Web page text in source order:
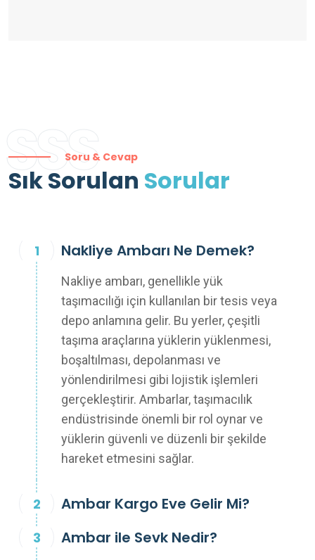
SSSSoru & Cevap
Sık Sorulan Sorular
Nakliye Ambarı Ne Demek?
Nakliye ambarı, genellikle yük
taşımacılığı için kullanılan bir tesis veya
depo anlamına gelir. Bu yerler, çeşitli
taşıma araçlarına yüklerin yüklenmesi,
boşaltılması, depolanması ve
yönlendirilmesi gibi lojistik işlemleri
gerçekleştirir. Ambarlar, taşımacılık
endüstrisinde önemli bir rol oynar ve
yüklerin güvenli ve düzenli bir şekilde
hareket etmesini sağlar.
Ambar Kargo Eve Gelir Mi?
Ambar ile Sevk Nedir?